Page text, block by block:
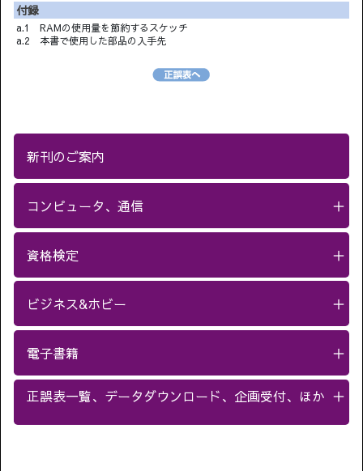
付録
a.1 RAMの使用量を節約するスケッチ
a.2 本書で使用した部品の入手先
新刊のご案内
コンピュータ、通信 ＋
資格検定 ＋
ビジネス&ホビー ＋
電子書籍 ＋
正誤表一覧、データダウンロード、企画受付、ほか ＋